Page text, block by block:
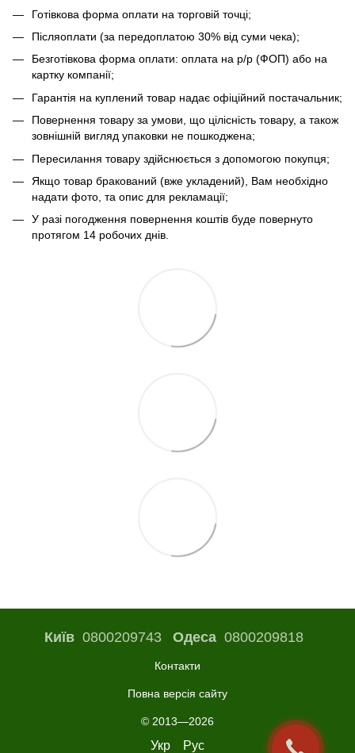
Готівкова форма оплати на торговій точці;
Післяоплати (за передоплатою 30% від суми чека);
Безготівкова форма оплати: оплата на р/р (ФОП) або на
картку компанії;
Гарантія на куплений товар надає офіційний постачальник;
Повернення товару за умови, що цілісність товару, а також
зовнішній вигляд упаковки не пошкоджена;
Пересилання товару здійснюється з допомогою покупця;
Якщо товар бракований (вже укладений), Вам необхідно
надати фото, та опис для рекламації;
У разі погодження повернення коштів буде повернуто
протягом 14 робочих днів.
Київ0800209743 Одеса0800209818
Контакти
Повна версія сайту
© 2013—2026
Укр Рус